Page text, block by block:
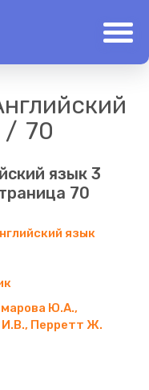
70
язык 3
70
язык
Ю.А.,
И.В., Перретт Ж.